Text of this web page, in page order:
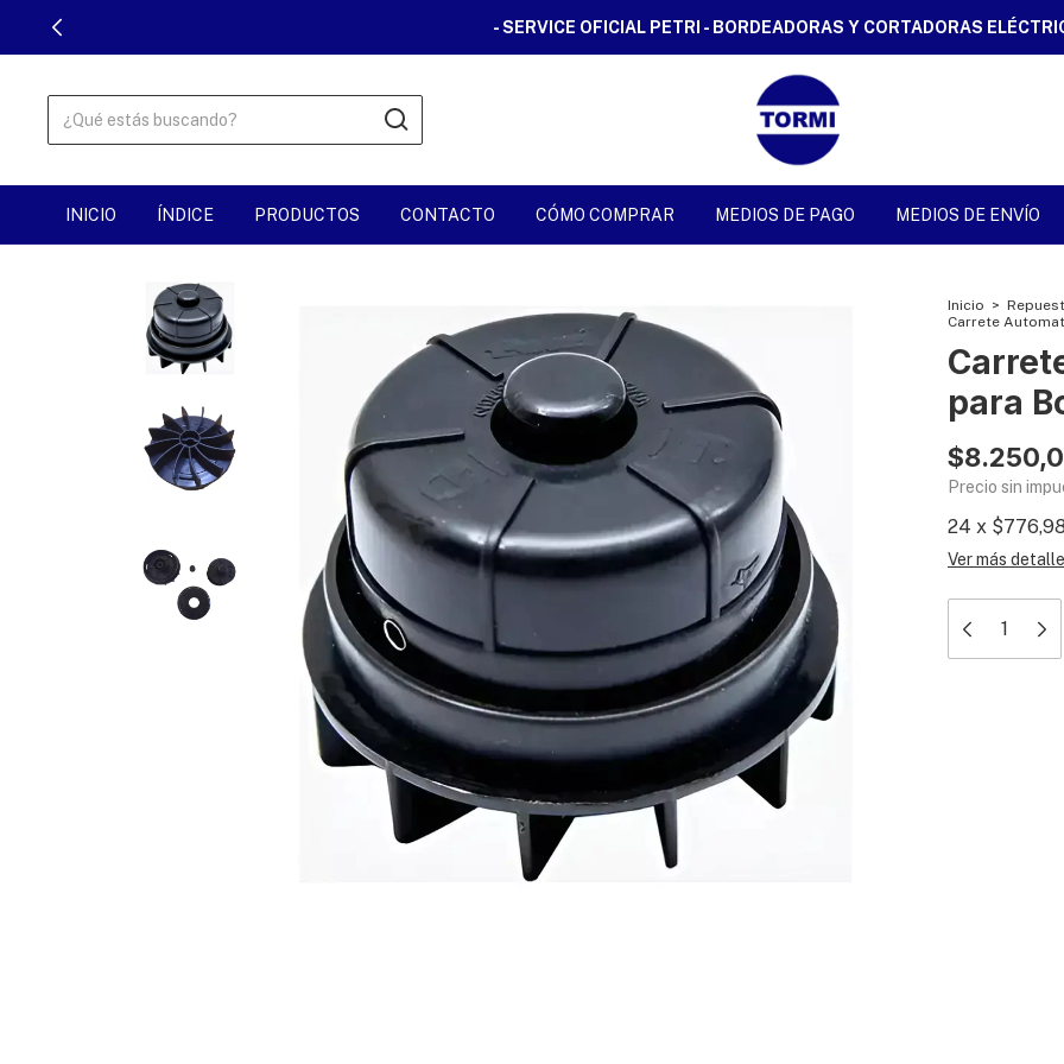
- SERVICE OFICIAL PETRI - BORDEADORAS Y CORTADORAS ELÉCTRICAS -
INICIO ÍNDICE PRODUCTOS CONTACTO CÓMO COMPRAR MEDIOS DE PAGO MEDIOS DE ENVÍO
Inicio >
Carrete
para
Precio sin
24 x
Ver más